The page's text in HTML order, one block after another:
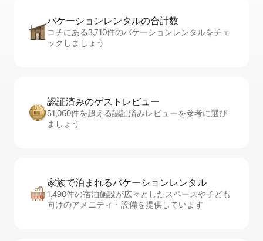
バケーションレ⁠ン⁠タ⁠ル⁠の合⁠計⁠数
コチにある3,710件のバケーションレンタルをチェ
ックしましょう
認証済みのゲ⁠ス⁠ト⁠レ⁠ビ⁠ュ⁠ー
51,060件を超える認証済みレビューを参考に選び
ましょう
家族で泊まれるバ⁠ケ⁠ー⁠シ⁠ョ⁠ンレ⁠ン⁠タ⁠ル
1,490件の宿泊施設が広々としたスペースや子ども
向けのアメニティ・設備を提供しています